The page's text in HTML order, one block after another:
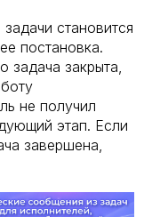
становится
постановка.
задача закрыта,
не получил
этап. Если
завершена,